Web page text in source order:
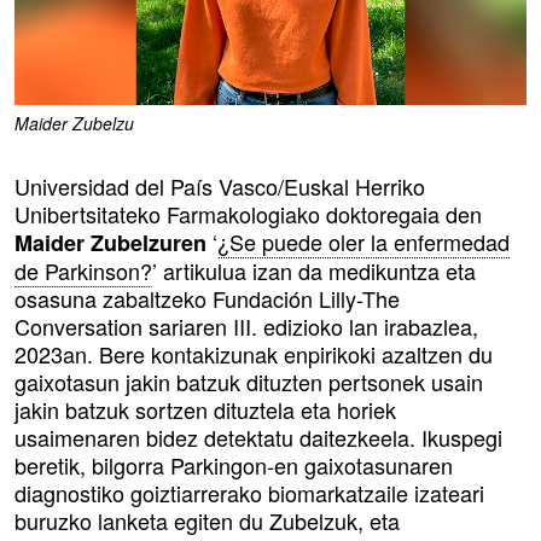
Maider Zubelzu
Universidad del País Vasco/Euskal Herriko
Unibertsitateko Farmakologiako doktoregaia den
Maider Zubelzuren ‘¿Se puede oler la enfermedad
de Parkinson?’ artikulua izan da medikuntza eta
osasuna zabaltzeko Fundación Lilly-The
Conversation sariaren III. edizioko lan irabazlea,
2023an. Bere kontakizunak enpirikoki azaltzen du
gaixotasun jakin batzuk dituzten pertsonek usain
jakin batzuk sortzen dituztela eta horiek
usaimenaren bidez detektatu daitezkeela. Ikuspegi
beretik, bilgorra Parkingon-en gaixotasunaren
diagnostiko goiztiarrerako biomarkatzaile izateari
buruzko lanketa egiten du Zubelzuk, eta